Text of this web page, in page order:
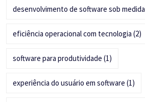
desenvolvimento de software sob medida
eficiência operacional com tecnologia (2)
software para produtividade (1)
experiência do usuário em software (1)